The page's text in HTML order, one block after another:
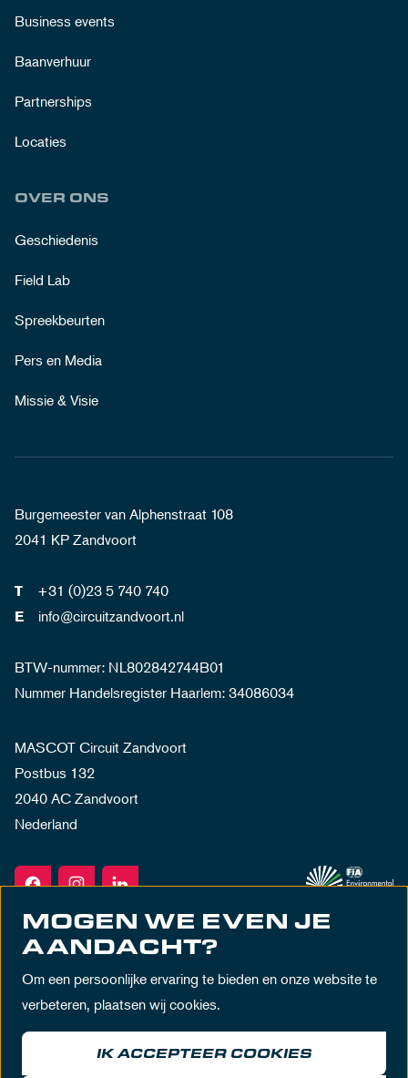
Business events
Baanverhuur
Partnerships
Locaties
OVER ONS
Geschiedenis
Field Lab
Spreekbeurten
Pers en Media
Missie & Visie
Burgemeester van Alphenstraat 108
2041 KP Zandvoort
T +31 (0)23 5 740 740
E info@circuitzandvoort.nl
BTW-nummer: NL802842744B01
Nummer Handelsregister Haarlem: 34086034
MASCOT Circuit Zandvoort
Postbus 132
2040 AC Zandvoort
Nederland
Algemene voorwaarden Privacy policy
Huisregels
MOGEN WE EVEN JE
AANDACHT?
Om een persoonlijke ervaring te bieden en onze website te
verbeteren, plaatsen wij cookies.
IK ACCEPTEER COOKIES